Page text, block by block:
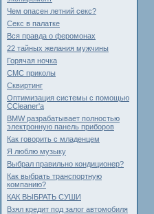
Чем опасен летний секс?
Секс в палатке
Вся правда о феромонах
22 тайных желания мужчины
Горячая ночка
СМС приколы
Сквиртинг
Оптимизация системы с помощью
ССleaner'a
BMW разрабатывает полностью
электронную панель приборов
Как говорить с младенцем
Я люблю музыку
Выбрал правильно кондиционер?
Как выбрать транспортную
компанию?
КАК ВЫБРАТЬ СУШИ
Взял кредит под залог автомобиля